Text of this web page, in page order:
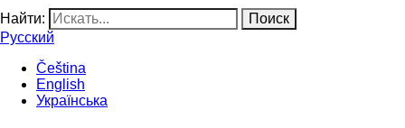
Найти:
Русский
Čeština
English
Українська